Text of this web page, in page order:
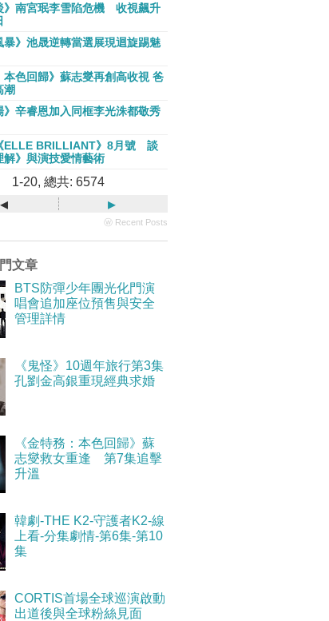
》南宮珉李雪陷危機 收視飆升
暴》池晟逆轉當選展現迴旋踢魅
本色回歸》蘇志燮再創高收視 爸
潮
》辛睿恩加入同框李光洙都敬秀
ELLE BRILLIANT》8月號 談
解》與演技愛情藝術
1-20, 總共: 6574
◂ ▸
ⓦ Recent Posts
文章
BTS防彈少年團光化門演
唱會追加座位預售與安全
管理詳情
《鬼怪》10週年旅行第3集
孔劉金高銀重現經典求婚
《金特務：本色回歸》蘇
志燮救女重逢 第7集追擊
升溫
韓劇-THE K2-守護者K2-線
上看-分集劇情-第6集-第10
集
CORTIS首場全球巡演啟動
出道後與全球粉絲見面